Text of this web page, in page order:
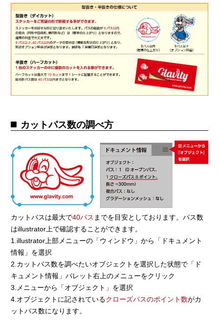
カットパス数の調べ方
カットパスは最大で40パス までを目安としております。パス数
はillustrator上で確認することができます。
1.illustrator上部メニューの「ウィンドウ」から「ドキュメント
情報」を選択
2.カットパス数を調べたいオブジェクトを選択した状態で「ド
キュメント情報」パレット右上のメニューをクリック
3.メニューから「オブジェクト」を選択
4.オブジェクトに記されているクローズパスのポイント数がカ
ットパス数になります。